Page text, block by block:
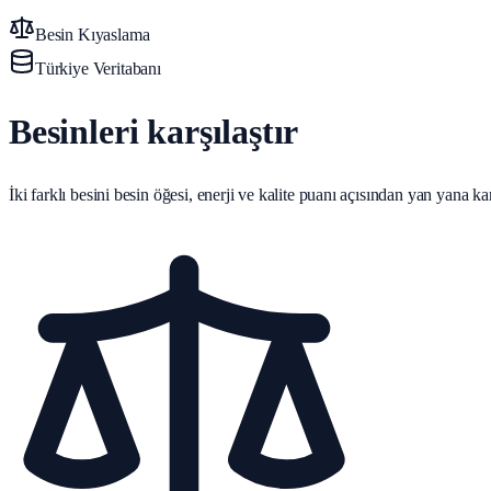
Besin Kıyaslama
Türkiye Veritabanı
Besinleri karşılaştır
İki farklı besini besin öğesi, enerji ve kalite puanı açısından yan yana